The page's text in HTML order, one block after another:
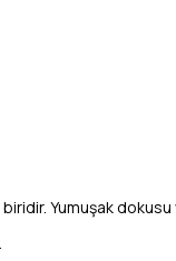
Yumuşak dokusu